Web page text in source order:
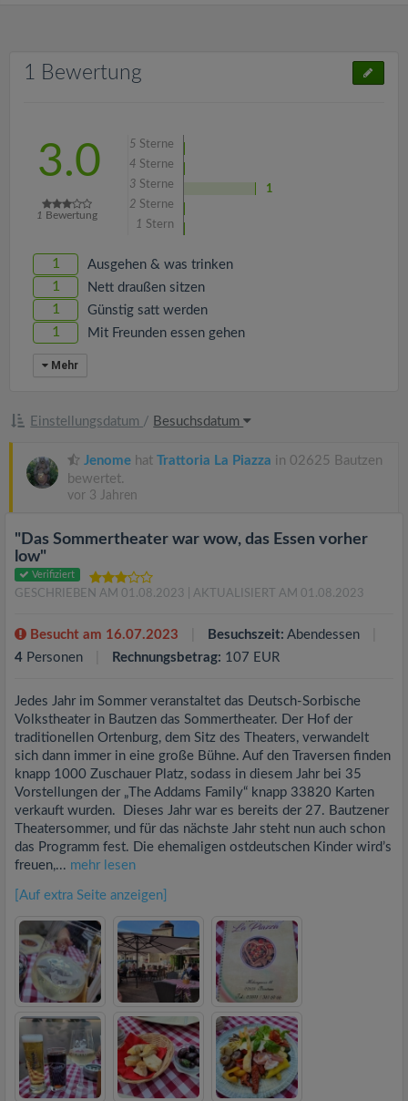
1 Bewertung
3.0
1 Bewertung
5 Sterne
4 Sterne
3 Sterne
1
2 Sterne
1 Stern
1 Ausgehen & was trinken
1 Nett draußen sitzen
1 Günstig satt werden
1 Mit Freunden essen gehen
Mehr
Einstellungsdatum / Besuchsdatum
Jenome hat Trattoria La Piazza in 02625 Bautzen
bewertet.
vor 3 Jahren
"Das Sommertheater war wow, das Essen vorher
low"
Verifiziert
GESCHRIEBEN AM 01.08.2023 | AKTUALISIERT AM 01.08.2023
Besucht am 16.07.2023 Besuchszeit: Abendessen
4 Personen Rechnungsbetrag: 107 EUR
Jedes Jahr im Sommer veranstaltet das Deutsch-Sorbische
Volkstheater in Bautzen das Sommertheater. Der Hof der
traditionellen Ortenburg, dem Sitz des Theaters, verwandelt
sich dann immer in eine große Bühne. Auf den Traversen finden
knapp 1000 Zuschauer Platz, sodass in diesem Jahr bei 35
Vorstellungen der „The Addams Family“ knapp 33820 Karten
verkauft wurden. Dieses Jahr war es bereits der 27. Bautzener
Theatersommer, und für das nächste Jahr steht nun auch schon
das Programm fest. Die ehemaligen ostdeutschen Kinder wird’s
freuen,... mehr lesen
[Auf extra Seite anzeigen]